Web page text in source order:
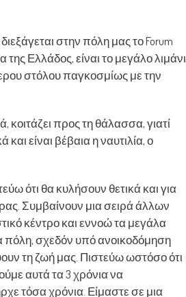
στην πόλη μας το Forum
Ελλάδος, είναι το μεγάλο λιμάνι
στόλου παγκοσμίως με την
κοιτάζει προς τη θάλασσα, γιατί
είναι βέβαια η ναυτιλία, ο
ότι θα κυλήσουν θετικά και για
Συμβαίνουν μια σειρά άλλων
κέντρο και εννοώ τα μεγάλα
πόλη, σχεδόν υπό ανοικοδόμηση
τη ζωή μας. Πιστεύω ωστόσο ότι
αυτά τα 3 χρόνια να
τόσα χρόνια. Είμαστε σε μια